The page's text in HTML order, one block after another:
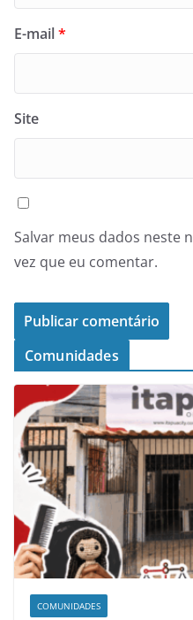
E-mail*
Site
Salvar meus dados neste
vez que eu comentar.
Comunidades
COMUNIDADES